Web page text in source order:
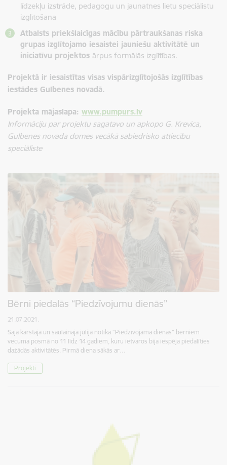
līdzekļu izstrāde, pedagogu un jaunatnes lietu speciālistu
izglītošana
Atbalsts priekšlaicīgas mācību pārtraukšanas riska
grupas izglītojamo iesaistei jauniešu aktivitātē un
iniciatīvu projektos ārpus formālās izglītības.
Projektā ir iesaistītas visas vispārizglītojošās izglītības
iestādes Gulbenes novadā.
Projekta mājaslapa: www.pumpurs.lv
Informāciju par projektu sagatavo un apkopo G. Krevica,
Gulbenes novada domes vecākā sabiedrisko attiecību
speciāliste
Bērni piedalās “Piedzīvojumu dienās”
21.07.2021.
Šajā karstajā un saulainajā jūlijā notika “Piedzīvojama dienas” bērniem
vecuma posmā no 11 līdz 14 gadiem, kuru ietvaros bija iespēja piedalīties
dažādās aktivitātēs. Pirmā diena sākās ar…
Projekti